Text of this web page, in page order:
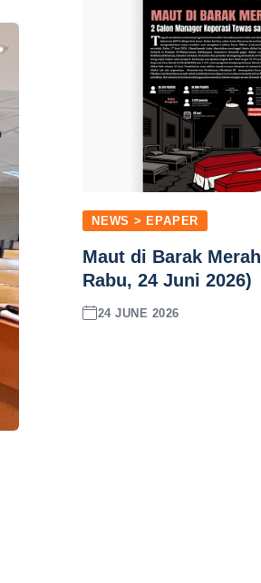
NEWS > EPAPER
Maut di Barak
Rabu, 24 Juni 2026)
24 JUNE 2026